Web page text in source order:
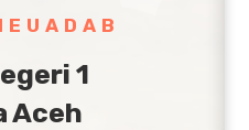
1
Aceh